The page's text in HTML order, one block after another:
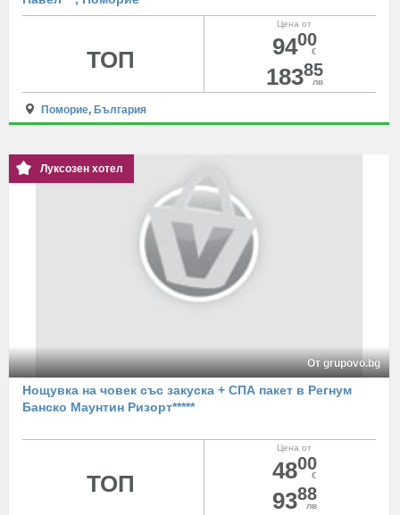
Цена от
9400
€
18385
лв
ТОП
Поморие, България
Луксозен хотел
От grupovo.bg
Нощувка на човек със закуска + СПА пакет в Регнум
Банско Маунтин Ризорт*****
Цена от
4800
€
9388
лв
ТОП